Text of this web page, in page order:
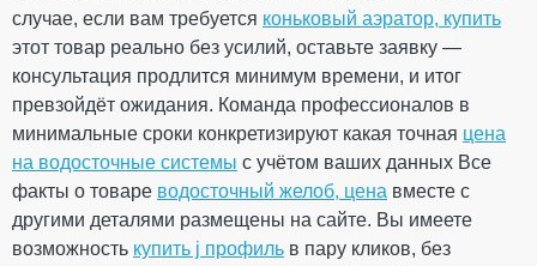
100 мм (RAINWAY 130) белый
На складе
294.16
грн
-15% Скидка 44.12
грн
250.04 грн
случае, если вам требуется коньковый аэратор, купить
этот товар реально без усилий, оставьте заявку —
консультация продлится минимум времени, и итог
превзойдёт ожидания. Команда профессионалов в
минимальные сроки конкретизируют какая точная цена
на водосточные системы с учётом ваших данных Все
факты о товаре водосточный желоб, цена вместе с
другими деталями размещены на сайте. Вы имеете
возможность купить j профиль в пару кликов, без